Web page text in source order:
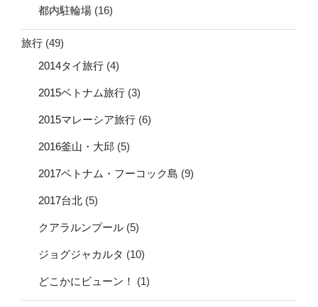
都内駐輪場 (16)
旅行 (49)
2014タイ旅行 (4)
2015ベトナム旅行 (3)
2015マレーシア旅行 (6)
2016釜山・大邱 (5)
2017ベトナム・フーコック島 (9)
2017台北 (5)
クアラルンプール (5)
ジョグジャカルタ (10)
どこかにビューン！ (1)